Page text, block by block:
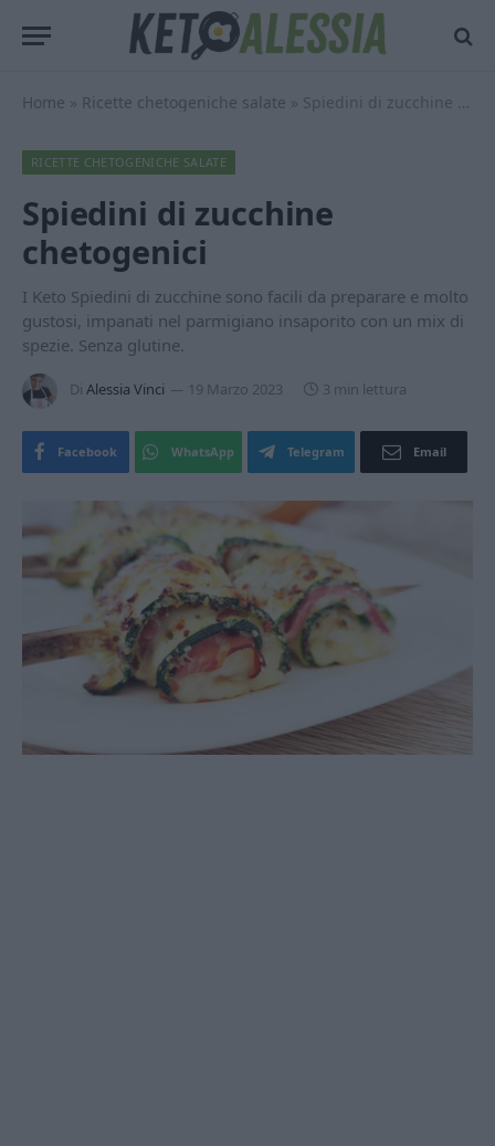
Home » Ricette chetogeniche salate » Spiedini di zucchine chetogenici
RICETTE CHETOGENICHE SALATE
Spiedini di zucchine
chetogenici
I Keto Spiedini di zucchine sono facili da preparare e molto
gustosi, impanati nel parmigiano insaporito con un mix di
spezie. Senza glutine.
Di Alessia Vinci 19 Marzo 2023 3 min lettura
Facebook WhatsApp Telegram Email